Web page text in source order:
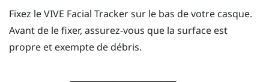
Fixez leVIVE Facial Trackersur le bas de votre casque.
Avant de le fixer, assurez-vous que la surface est
propre et exempte de débris.